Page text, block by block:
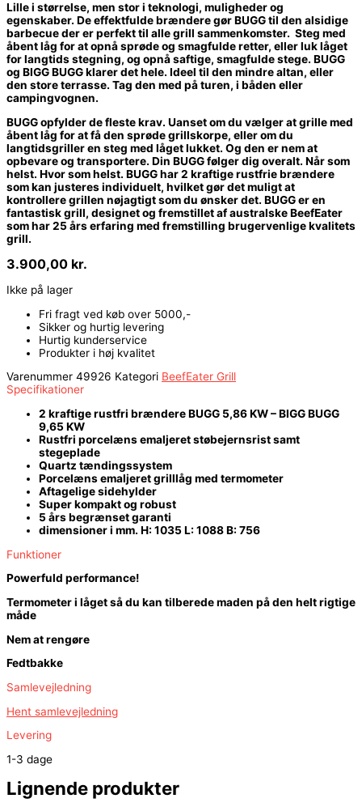
Lille i størrelse, men stor i teknologi, muligheder og
egenskaber. De effektfulde brændere gør BUGG til den alsidige
barbecue der er perfekt til alle grill sammenkomster. Steg med
åbent låg for at opnå sprøde og smagfulde retter, eller luk låget
for langtids stegning, og opnå saftige, smagfulde stege. BUGG
og BIGG BUGG klarer det hele. Ideel til den mindre altan, eller
den store terrasse. Tag den med på turen, i båden eller
campingvognen.
BUGG opfylder de fleste krav. Uanset om du vælger at grille med
åbent låg for at få den sprøde grillskorpe, eller om du
langtidsgriller en steg med låget lukket. Og den er nem at
opbevare og transportere. Din BUGG følger dig overalt. Når som
helst. Hvor som helst. BUGG har 2 kraftige rustfrie brændere
som kan justeres individuelt, hvilket gør det muligt at
kontrollere grillen nøjagtigt som du ønsker det. BUGG er en
fantastisk grill, designet og fremstillet af australske BeefEater
som har 25 års erfaring med fremstilling brugervenlige kvalitets
grill.
3.900,00 kr.
Ikke på lager
Fri fragt ved køb over 5000,-
Sikker og hurtig levering
Hurtig kunderservice
Produkter i høj kvalitet
Varenummer 49926 Kategori BeefEater Grill
Specifikationer
2 kraftige rustfri brændere BUGG 5,86 KW – BIGG BUGG
9,65 KW
Rustfri porcelæns emaljeret støbejernsrist samt
stegeplade
Quartz tændingssystem
Porcelæns emaljeret grilllåg med termometer
Aftagelige sidehylder
Super kompakt og robust
5 års begrænset garanti
dimensioner i mm. H: 1035 L: 1088 B: 756
Funktioner
Powerfuld performance!
Termometer i låget så du kan tilberede maden på den helt rigtige
måde
Nem at rengøre
Fedtbakke
Samlevejledning
Hent samlevejledning
Levering
1-3 dage
Lignende produkter